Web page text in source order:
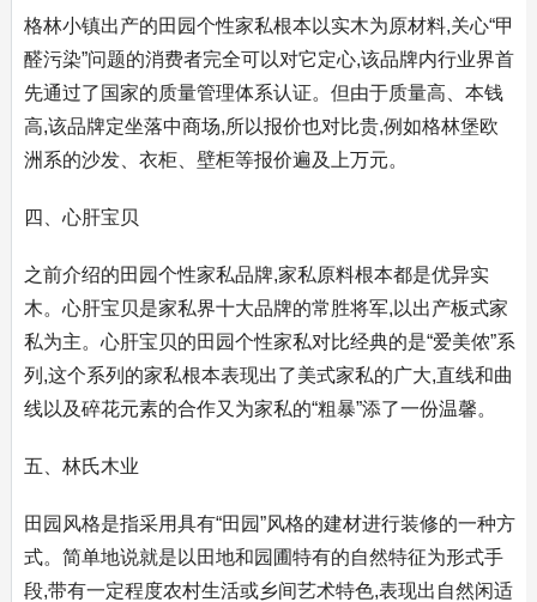
格林小镇出产的田园个性家私根本以实木为原材料,关心“甲
醛污染”问题的消费者完全可以对它定心,该品牌内行业界首
先通过了国家的质量管理体系认证。但由于质量高、本钱
高,该品牌定坐落中商场,所以报价也对比贵,例如格林堡欧
洲系的沙发、衣柜、壁柜等报价遍及上万元。
四、心肝宝贝
之前介绍的田园个性家私品牌,家私原料根本都是优异实
木。心肝宝贝是家私界十大品牌的常胜将军,以出产板式家
私为主。心肝宝贝的田园个性家私对比经典的是“爱美侬”系
列,这个系列的家私根本表现出了美式家私的广大,直线和曲
线以及碎花元素的合作又为家私的“粗暴”添了一份温馨。
五、林氏木业
田园风格是指采用具有“田园”风格的建材进行装修的一种方
式。简单地说就是以田地和园圃特有的自然特征为形式手
段,带有一定程度农村生活或乡间艺术特色,表现出自然闲适